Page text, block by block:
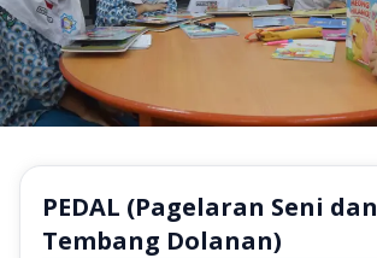
PEDAL (Pagelaran Seni dan
Tembang Dolanan)